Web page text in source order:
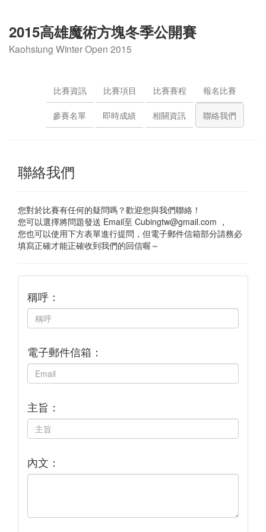
2015高雄魔術方塊冬季公開賽
Kaohsiung Winter Open 2015
比賽資訊 比賽項目 比賽賽程 報名比賽
參賽名單 即時成績 相關資訊 聯絡我們
聯絡我們
您對於比賽有任何的疑問嗎？歡迎您與我們聯絡！
您可以選擇將問題發送 Email至 Cubingtw@gmail.com ，
您也可以使用下方表單進行提問，但電子郵件信箱部分請務必
填寫正確才能正確收到我們的回信喔～
稱呼：
電子郵件信箱：
主旨：
內文：